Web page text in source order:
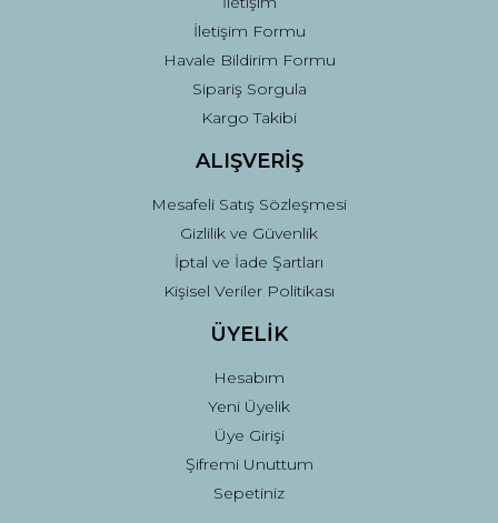
Gönder
İletişim Formu
Havale Bildirim Formu
Sipariş Sorgula
Kargo Takibi
ALIŞVERİŞ
Mesafeli Satış Sözleşmesi
Gizlilik ve Güvenlik
İptal ve İade Şartları
Kişisel Veriler Politikası
ÜYELİK
Hesabım
Yeni Üyelik
Üye Girişi
Şifremi Unuttum
Sepetiniz